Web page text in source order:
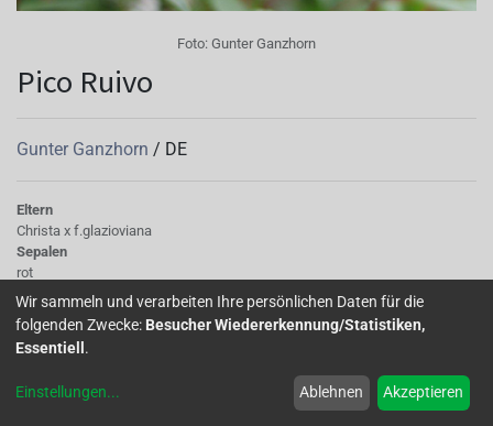
Foto: Gunter Ganzhorn
Pico Ruivo
Gunter Ganzhorn / DE
Eltern
Christa x f.glazioviana
Sepalen
rot
Korolle/Petalen
dunkelblau
Knospe/Blüte
einfach
aufrecht, gilt als winterhart!
Wir sammeln und verarbeiten Ihre persönlichen Daten für die
folgenden Zwecke: Besucher Wiedererkennung/Statistiken,
Essentiell .
Einstellungen... Ablehnen Akzeptieren